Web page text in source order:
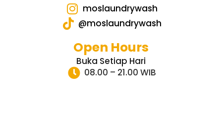
moslaundrywash
@moslaundrywash
Open Hours
Buka Setiap Hari
08.00 – 21.00 WIB